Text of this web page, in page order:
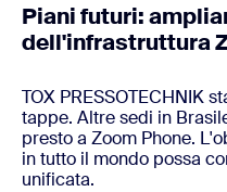
Piani futuri:
dell'infrastruttura
TOX PRESSOTECHNIK
tappe. Altre sedi in
presto a Zoom Phone.
in tutto il mondo possa
unificata.